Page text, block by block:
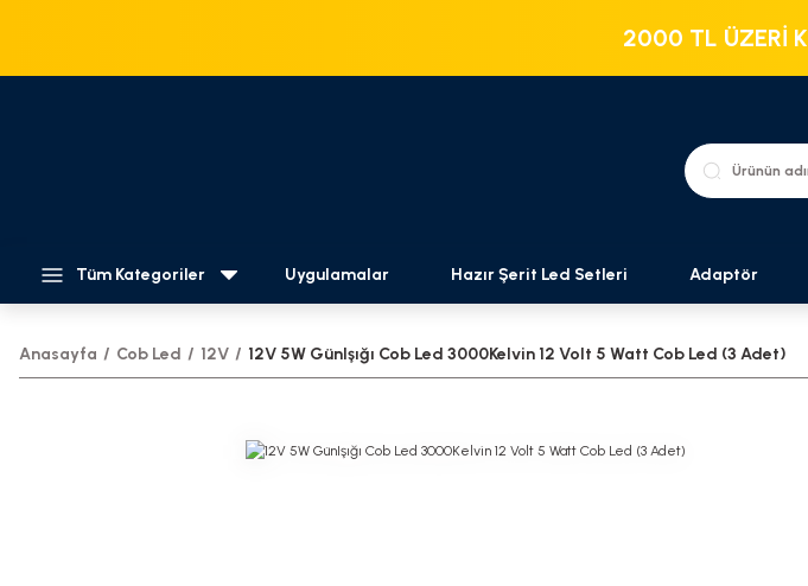
2000 TL ÜZERİ
Tüm Kategoriler Uygulamalar Hazır Şerit Led Setleri Adaptör
Anasayfa Cob Led 12V 12V 5W GünIşığı Cob Led 3000Kelvin 12 Volt 5 Watt Cob Led (3 Adet)